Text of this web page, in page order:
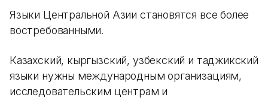
Языки Центральной Азии становятся все более
востребованными.
Казахский, кыргызский, узбекский и таджикский
языки нужны международным организациям,
исследовательским центрам и